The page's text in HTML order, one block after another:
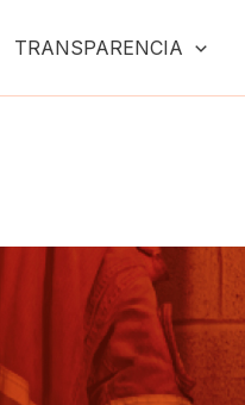
TRANSPARENCIA